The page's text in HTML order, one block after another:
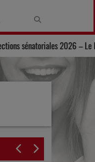
Gascon de Toujouse.